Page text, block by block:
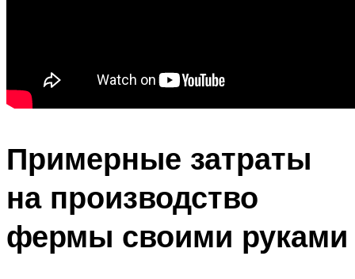
Примерные затраты
на производство
фермы своими руками